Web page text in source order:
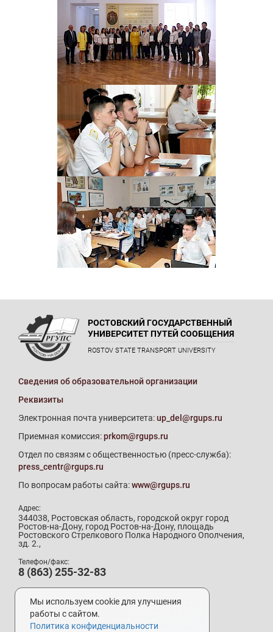
РОСТОВСКИЙ ГОСУДАРСТВЕННЫЙ
УНИВЕРСИТЕТ ПУТЕЙ СООБЩЕНИЯ
ROSTOV STATE TRANSPORT UNIVERSITY
Сведения об образовательной организации
Реквизиты
Электронная почта университета:up_del@rgups.ru
Приемная комиссия:prkom@rgups.ru
Отдел по связям с общественностью (пресс-служба):
press_centr@rgups.ru
По вопросам работы сайта:www@rgups.ru
Адрес:
344038, Ростовская область, городской округ город
Ростов-на-Дону, город Ростов-на-Дону, площадь
Ростовского Стрелкового Полка Народного Ополчения,
зд. 2.,
Телефон/факс:
8 (863) 255-32-83
Телефон приемной комиссии:
8 (800) 707-19-29
8 (863) 272-64-88
Мы используем cookie для улучшения
работы с сайтом.
Политика конфиденциальности